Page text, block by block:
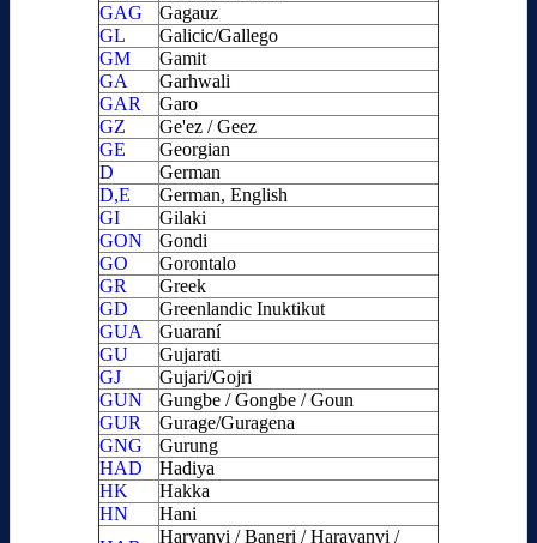
GAG
Gagauz
GL
Galicic/Gallego
GM
Gamit
GA
Garhwali
GAR
Garo
GZ
Ge'ez / Geez
GE
Georgian
D
German
D,E
German, English
GI
Gilaki
GON
Gondi
GO
Gorontalo
GR
Greek
GD
Greenlandic Inuktikut
GUA
Guaraní
GU
Gujarati
GJ
Gujari/Gojri
GUN
Gungbe / Gongbe / Goun
GUR
Gurage/Guragena
GNG
Gurung
HAD
Hadiya
HK
Hakka
HN
Hani
Haryanvi / Bangri / Harayanvi /